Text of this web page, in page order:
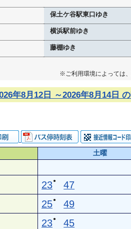
保土ケ谷駅東口ゆき
横浜駅前ゆき
藤棚ゆき
※ご利用環境によっては
年8月12日 ～2026年8月14日
土曜
23● 47
25● 49
23● 45